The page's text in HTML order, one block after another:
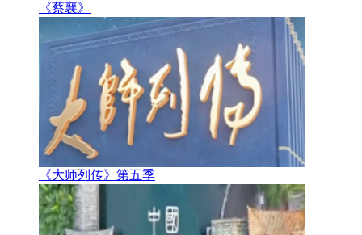
《蔡襄》
《大师列传》第五季